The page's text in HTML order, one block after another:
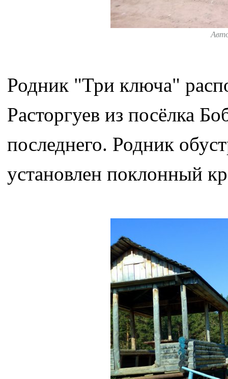
Родник "Три ключа"
Расторгуев из посёлка
последнего. Родник
установлен поклонный